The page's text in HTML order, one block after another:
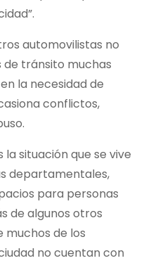
automovilistas no
tránsito muchas
la necesidad de
conflictos,
situación que se vive
departamentales,
para personas
de algunos otros
muchos de los
no cuentan con